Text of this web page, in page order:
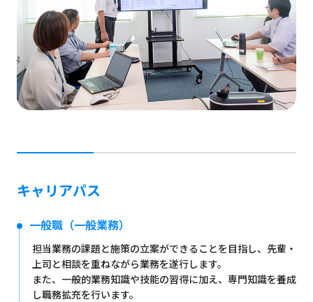
キャリアパス
一般職（一般業務）
担当業務の課題と施策の立案ができることを目指し、先輩・
上司と相談を重ねながら業務を遂行します。
また、一般的業務知識や技能の習得に加え、専門知識を養成
し職務拡充を行います。